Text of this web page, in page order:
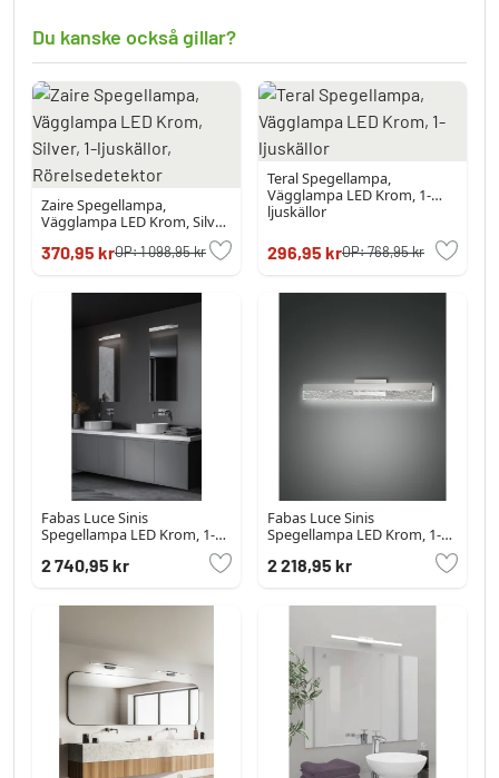
Du kanske också gillar?
Zaire Spegellampa,
Vägglampa LED Krom, Silver,
1-ljuskällor, Rörelsedetektor
370,95 krOP:1 098,95 kr
Teral Spegellampa,
Vägglampa LED Krom, 1-
ljuskällor
296,95 krOP:768,95 kr
Fabas Luce Sinis
Spegellampa LED Krom, 1-
2 740,95 kr
Fabas Luce Sinis
Spegellampa LED Krom, 1-
2 218,95 kr